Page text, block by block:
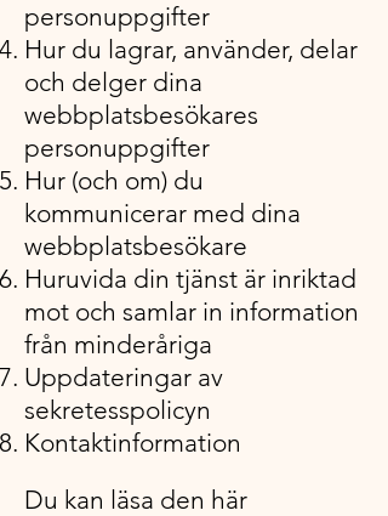
personuppgifter
Hur du lagrar, använder, delar
och delger dina
webbplatsbesökares
personuppgifter
Hur (och om) du
kommunicerar med dina
webbplatsbesökare
Huruvida din tjänst är inriktad
mot och samlar in information
från minderåriga
Uppdateringar av
sekretesspolicyn
Kontaktinformation
Du kan läsa den här